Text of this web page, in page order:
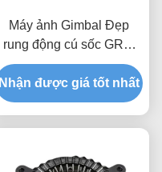
Máy ảnh Gimbal Đẹp
rung động cú sốc GRY-
5A thép không gỉ cách ly
cho khai thác năng lượng
Nhận được giá tốt nhất